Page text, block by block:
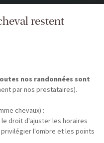
restent
nos randonnées sont
par nos prestataires).
chevaux) :
droit d'ajuster les horaires
l'ombre et les points